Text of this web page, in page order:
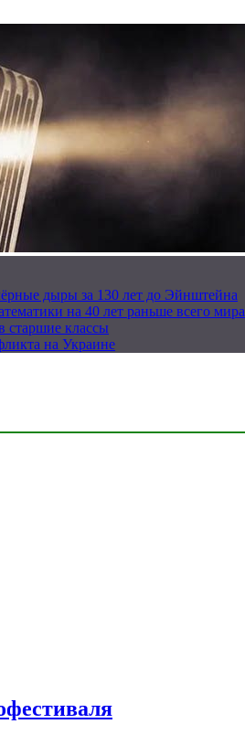
дыры за 130 лет до Эйнштейна
на 40 лет раньше всего мира
старшие классы
на Украине